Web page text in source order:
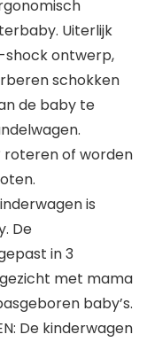
Uiterlijk
shock ontwerp,
schokken
de baby te
roteren of worden
is
De
in 3
met mama
baby’s.
De kinderwagen